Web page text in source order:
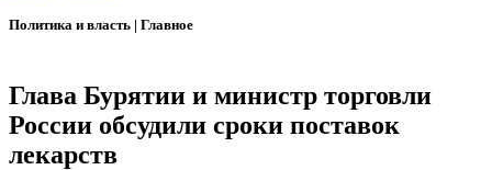
Политика и власть | Главное
Глава Бурятии и министр торговли
России обсудили сроки поставок
лекарств